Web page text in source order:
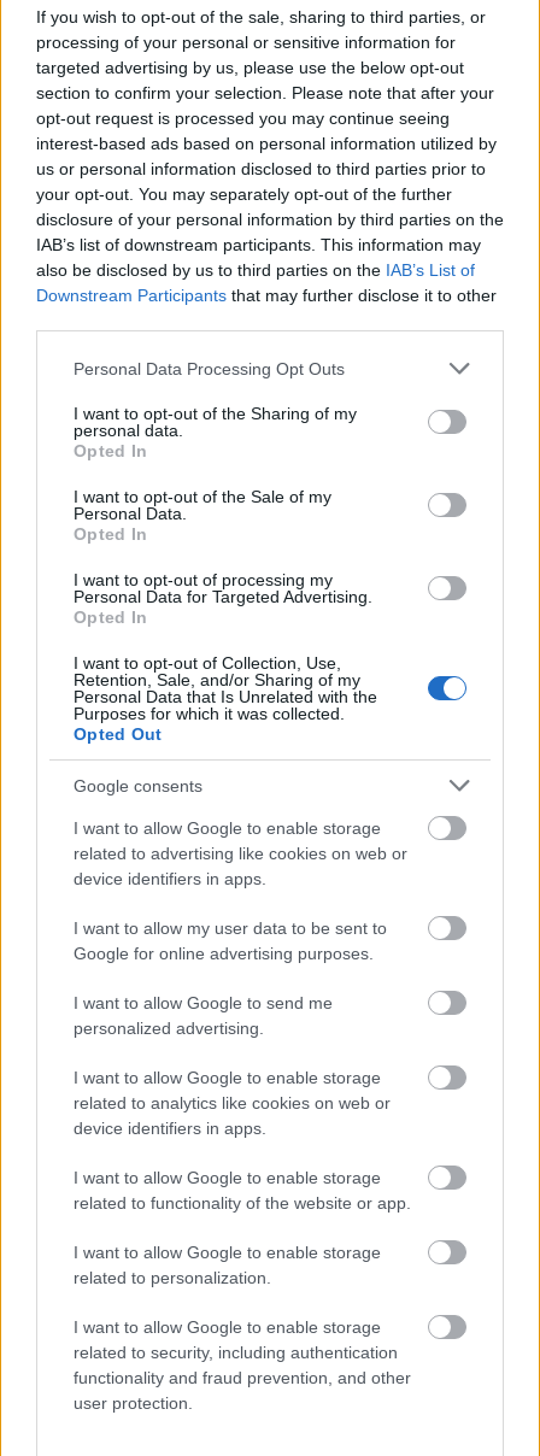
If you wish to opt-out of the sale, sharing to third parties, or
processing of your personal or sensitive information for
targeted advertising by us, please use the below opt-out
section to confirm your selection. Please note that after your
opt-out request is processed you may continue seeing
interest-based ads based on personal information utilized by
us or personal information disclosed to third parties prior to
your opt-out. You may separately opt-out of the further
disclosure of your personal information by third parties on the
IAB’s list of downstream participants. This information may
also be disclosed by us to third parties on the IAB’s List of
Downstream Participants that may further disclose it to other
Please note that this website/app uses one or more Google
not limited to your visit or usage behaviour. You may click to
grant or deny consent to Google and its third-party tags to
use your data for below specified purposes in below Google
consent section.
Personal Data Processing Opt Outs
I want to opt-out of the Sharing of my
personal data.
Opted In
I want to opt-out of the Sale of my
Personal Data.
Opted In
I want to opt-out of processing my
Personal Data for Targeted Advertising.
Opted In
I want to opt-out of Collection, Use,
Retention, Sale, and/or Sharing of my
Personal Data that Is Unrelated with the
Purposes for which it was collected.
Opted Out
Google consents
I want to allow Google to enable storage
related to advertising like cookies on web or
device identifiers in apps.
I want to allow my user data to be sent to
Google for online advertising purposes.
I want to allow Google to send me
personalized advertising.
I want to allow Google to enable storage
related to analytics like cookies on web or
device identifiers in apps.
I want to allow Google to enable storage
related to functionality of the website or app.
I want to allow Google to enable storage
related to personalization.
I want to allow Google to enable storage
related to security, including authentication
functionality and fraud prevention, and other
user protection.
a munkatársakban és rajongók tömegeiben.
20 éven keresztül teljes szívből szeretett
tagja volt az E! családnak, és távozása óta
kevésbé mulatságos hellyé vált ez a világ. Ma
nagyon nehéz a szívünk, tudva, hogy Joan
többé nem ugrándozik be az ajtón" – áll a
csatorna közleményében.
Minden idők legismertebb női komikusának
augusztus végén egy műtéti komplikáció
következtében állt le a légzése. A napokig
tartó mesterséges kómából már nem ébredt
fel, szervezete feladta a küzdelmet.
Joan Riverst elsősorban az E! Entertainment
egyik legnépszerűbb műsora, a
alkalommal kölcsönözte hangját olyan
animációs filmekben, mint például a
karrierjét dokumentumfilmen dolgozták fel.
Amerika Film Humor Gyász Tévé
HIDEGHÁBORÚS KÉMFILM FOROG VILMÁNYI
BENETT FŐSZEREPLÉSÉVEL
VÁLHATTÁL VOLNA?
TERMÉSZETFELETTI ERŐK ÉS ELFELEDETT